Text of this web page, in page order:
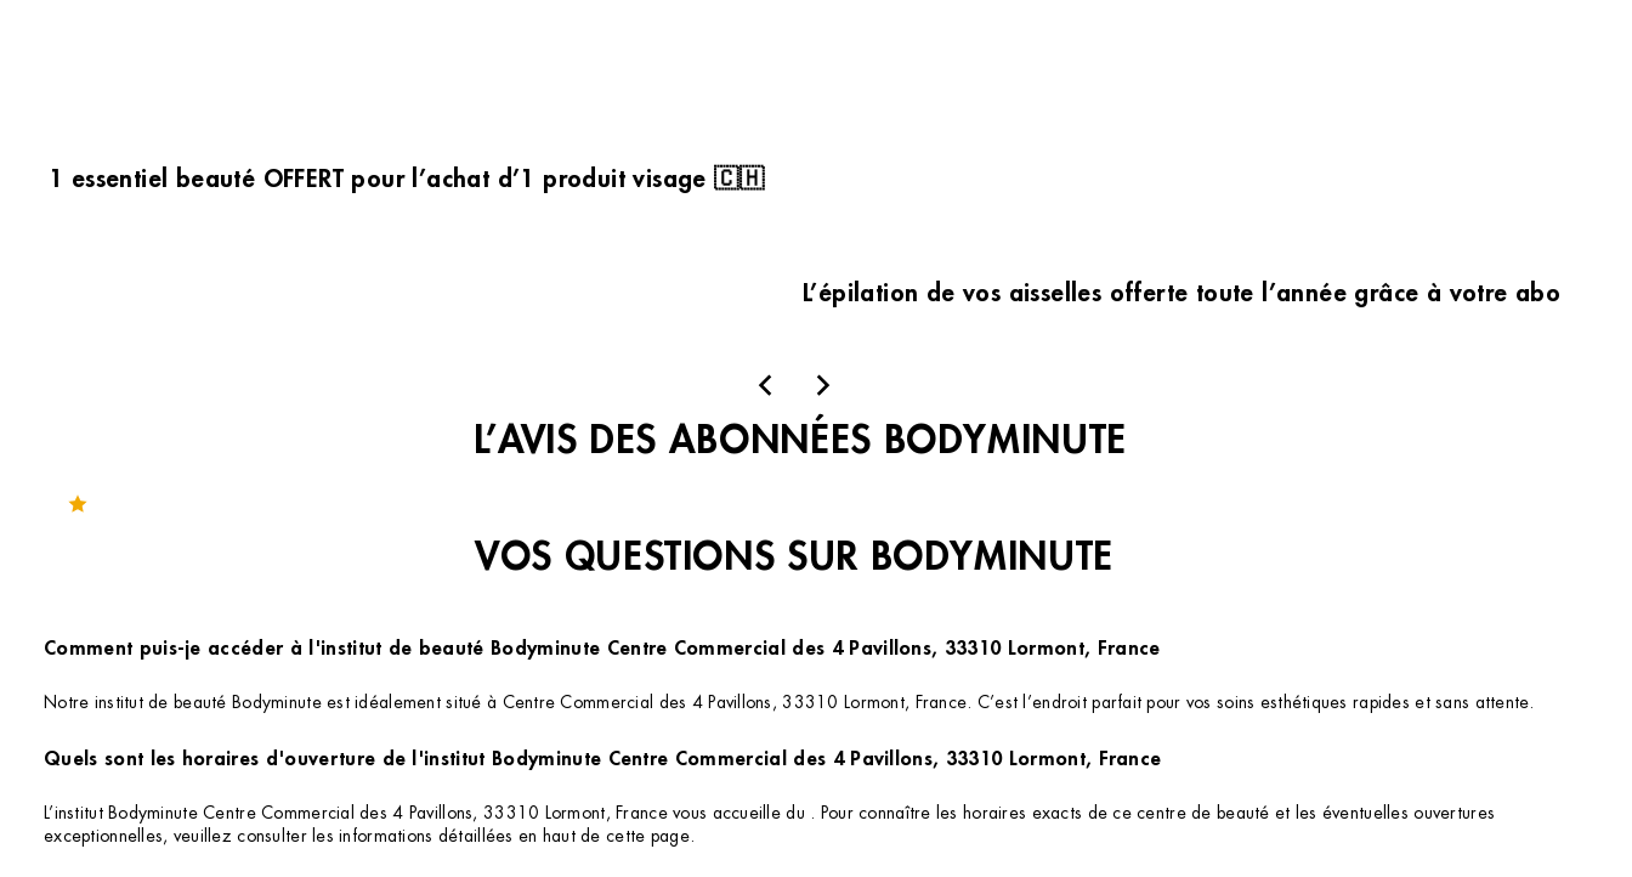
1 essentiel beauté OFFERT pour l’achat d’1 produit visage 🇨🇭
L’épilation de vos aisselles offerte toute l’année grâce à votre
L’AVIS DES ABONNÉES BODYMINUTE
VOS QUESTIONS SUR BODYMINUTE
Comment puis-je accéder à l'institut de beauté Bodyminute Centre Commercial des 4 Pavillons, 33310 Lormont, France
Notre institut de beauté Bodyminute est idéalement situé à Centre Commercial des 4 Pavillons, 33310 Lormont, France. C’est l’endroit parfait pour vos soins esthétiques rapides et sans attente.
Quels sont les horaires d'ouverture de l'institut Bodyminute Centre Commercial des 4 Pavillons, 33310 Lormont, France
L’institut Bodyminute Centre Commercial des 4 Pavillons, 33310 Lormont, France vous accueille du . Pour connaître les horaires exacts de ce centre de beauté et les éventuelles ouvertures
exceptionnelles, veuillez consulter les informations détaillées en haut de cette page.